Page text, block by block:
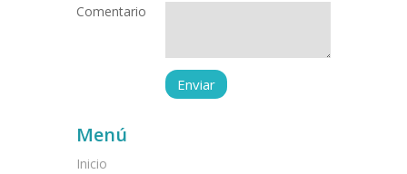
Comentario
Menú
Inicio